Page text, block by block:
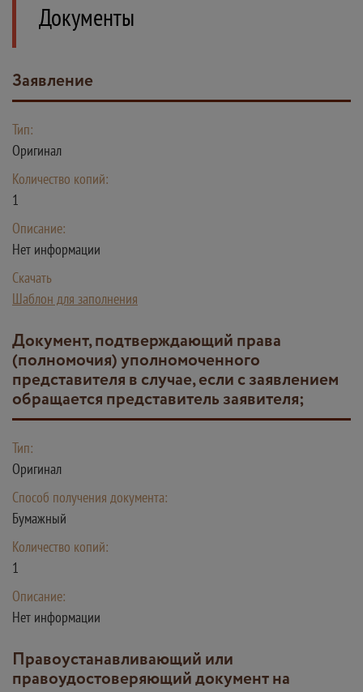
Документы
Заявление
Тип:
Оригинал
Количество копий:
1
Описание:
Нет информации
Скачать
Шаблон для заполнения
документ, подтверждающий права
(полномочия) уполномоченного
представителя в случае, если с заявлением
обращается представитель заявителя;
Тип:
Оригинал
Способ получения документа:
Бумажный
Количество копий:
1
Описание:
Нет информации
Правоустанавливающий или
правоудостоверяющий документ на